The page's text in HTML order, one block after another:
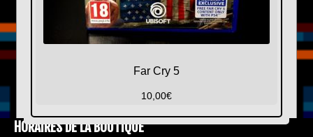
Far Cry 5
10,00€
HORAIRES DE LA BOUTIQUE